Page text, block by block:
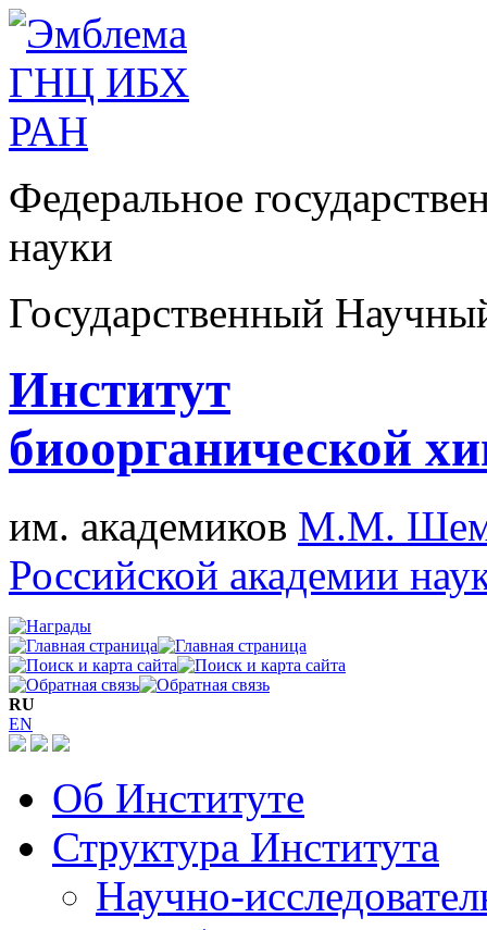
Федеральное
науки
Государственный
Институт
биоорганической
им. академиков М.М.
Российской академии
RU
EN
Об Институте
Структура Института
Научно-